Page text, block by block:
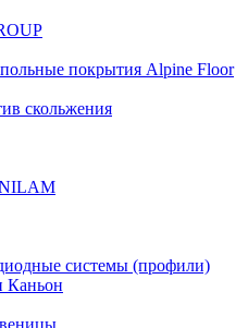
покрытия Alpine Floor
скольжения
системы (профили)
Каньон